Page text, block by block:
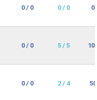
0 / 0 0 / 0
0 / 0 5 / 5
0 / 0 2 / 4